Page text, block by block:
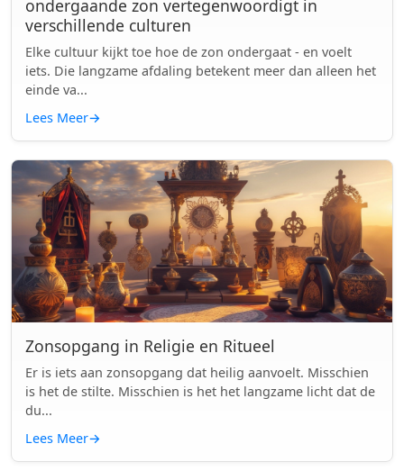
ondergaande zon vertegenwoordigt in
verschillende culturen
Elke cultuur kijkt toe hoe de zon ondergaat - en voelt
iets. Die langzame afdaling betekent meer dan alleen het
einde va...
Lees Meer→
Zonsopgang in Religie en Ritueel
Er is iets aan zonsopgang dat heilig aanvoelt. Misschien
is het de stilte. Misschien is het het langzame licht dat de
du...
Lees Meer→